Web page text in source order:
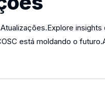
está moldando o